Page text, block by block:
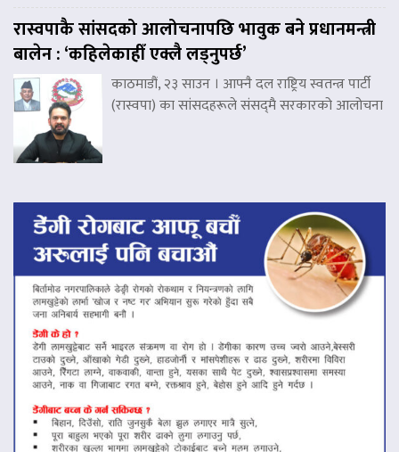
रास्वपाकै सांसदको आलोचनापछि भावुक बने प्रधानमन्त्री
बालेन : ‘कहिलेकाहीँ एक्लै लड्नुपर्छ’
काठमाडौं, २३ साउन । आफ्नै दल राष्ट्रिय स्वतन्त्र पार्टी
(रास्वपा) का सांसदहरूले संसद्‌मै सरकारको आलोचना